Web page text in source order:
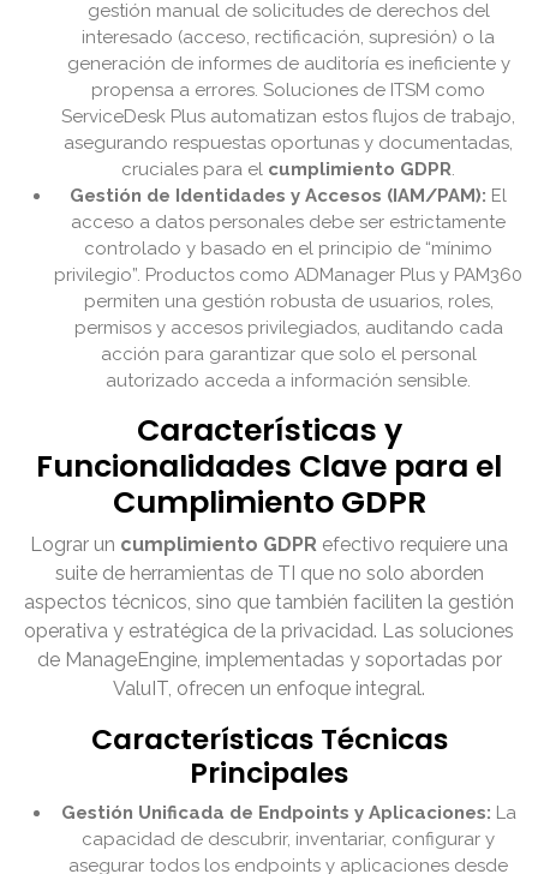
gestión manual de solicitudes de derechos del
interesado (acceso, rectificación, supresión) o la
generación de informes de auditoría es ineficiente y
propensa a errores. Soluciones de ITSM como
ServiceDesk Plus automatizan estos flujos de trabajo,
asegurando respuestas oportunas y documentadas,
cruciales para el cumplimiento GDPR.
Gestión de Identidades y Accesos (IAM/PAM): El
acceso a datos personales debe ser estrictamente
controlado y basado en el principio de “mínimo
privilegio”. Productos como ADManager Plus y PAM360
permiten una gestión robusta de usuarios, roles,
permisos y accesos privilegiados, auditando cada
acción para garantizar que solo el personal
autorizado acceda a información sensible.
Características y
Funcionalidades Clave para el
Cumplimiento GDPR
Lograr un cumplimiento GDPR efectivo requiere una
suite de herramientas de TI que no solo aborden
aspectos técnicos, sino que también faciliten la gestión
operativa y estratégica de la privacidad. Las soluciones
de ManageEngine, implementadas y soportadas por
ValuIT, ofrecen un enfoque integral.
Características Técnicas
Principales
Gestión Unificada de Endpoints y Aplicaciones: La
capacidad de descubrir, inventariar, configurar y
asegurar todos los endpoints y aplicaciones desde